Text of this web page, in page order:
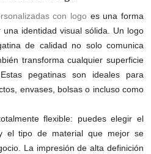
con logo es una forma
identidad visual sólida. Un logo
de calidad no solo comunica
transforma cualquier superficie
pegatinas son ideales para
envases, bolsas o incluso como
flexible: puedes elegir el
el tipo de material que mejor se
La impresión de alta definición